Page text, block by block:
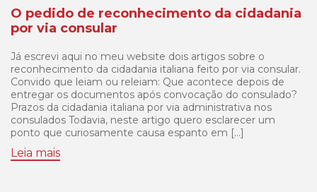
O pedido de reconhecimento da cidadania
por via consular
Já escrevi aqui no meu website dois artigos sobre o
reconhecimento da cidadania italiana feito por via consular.
Convido que leiam ou releiam: Que acontece depois de
entregar os documentos após convocação do consulado?
Prazos da cidadania italiana por via administrativa nos
consulados Todavia, neste artigo quero esclarecer um
ponto que curiosamente causa espanto em […]
Leia mais